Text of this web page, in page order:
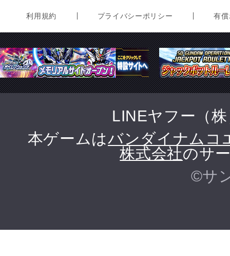
利用規約 プライバシーポリシー 有
LINEヤフー（
本ゲームはバンダイナムコ
株式会社のサ
©サ